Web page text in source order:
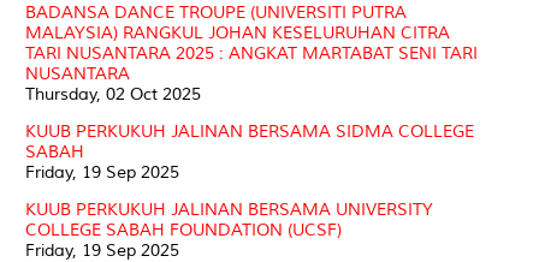
BADANSA DANCE TROUPE (UNIVERSITI PUTRA
MALAYSIA) RANGKUL JOHAN KESELURUHAN CITRA
TARI NUSANTARA 2025 : ANGKAT MARTABAT SENI TARI
NUSANTARA
Thursday, 02 Oct 2025
KUUB PERKUKUH JALINAN BERSAMA SIDMA COLLEGE
SABAH
Friday, 19 Sep 2025
KUUB PERKUKUH JALINAN BERSAMA UNIVERSITY
COLLEGE SABAH FOUNDATION (UCSF)
Friday, 19 Sep 2025